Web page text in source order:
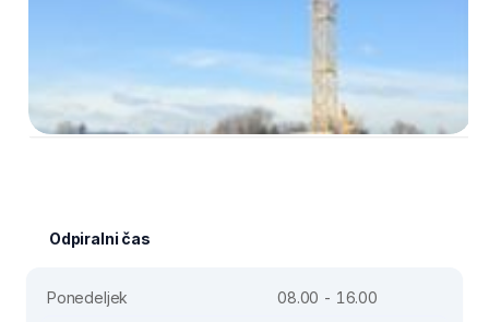
Odpiralni čas
Ponedeljek
08.00 - 16.00